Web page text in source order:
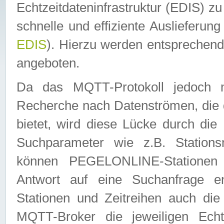
Echtzeitdateninfrastruktur (EDIS)
schnelle und effiziente
EDIS). Hierzu werden
angeboten.
Da das MQTT-Protokoll jedoch
Recherche nach Datenströmen,
bietet, wird diese Lücke durch die
Suchparameter wie z.B.
können PEGELONLINE-
Antwort auf eine Suchanfrage
Stationen und Zeitreihen auch
MQTT-Broker die jeweiligen